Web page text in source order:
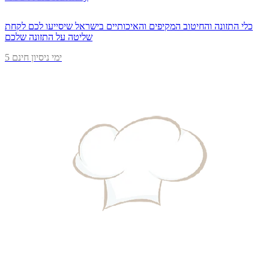
כלי התזונה והחיטוב המקיפים והאיכותיים בישראל שיסייעו לכם לקחת
שליטה על התזונה שלכם
5 ימי ניסיון חינם